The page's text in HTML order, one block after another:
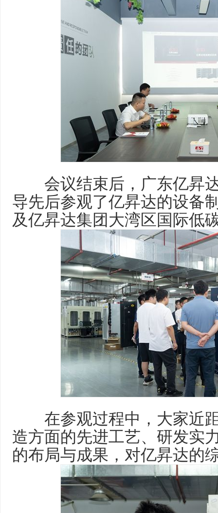
会议结束后，广东亿昇达
导先后参观了亿昇达的设备
及亿昇达集团大湾区国际低
在参观过程中，大家近距
造方面的先进工艺、研发实
的布局与成果，对亿昇达的